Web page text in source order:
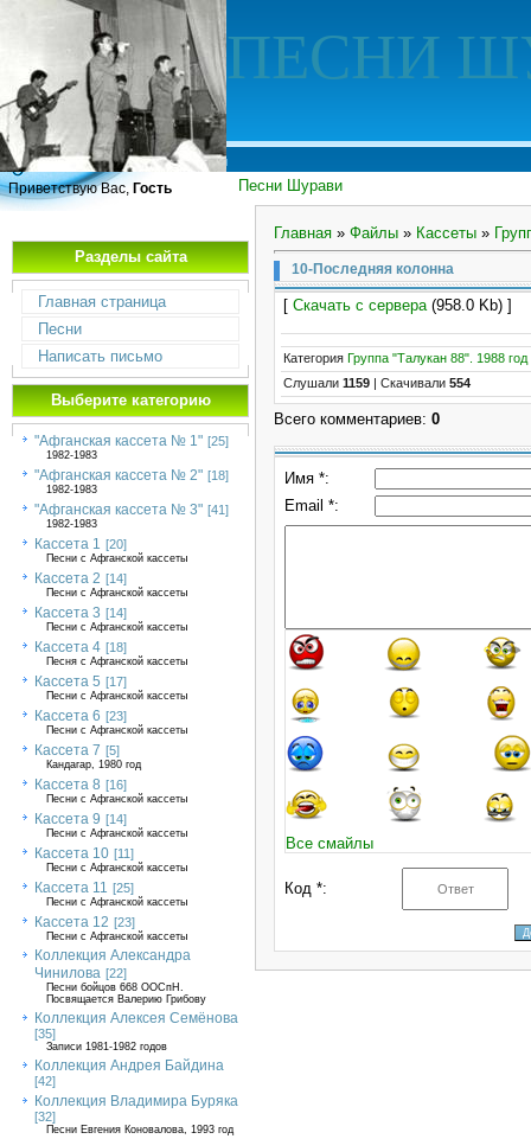
ПЕСНИ
Песни Шурави
Приветствую Вас, Гость
Разделы сайта
Главная страница
Песни
Написать письмо
Выберите категорию
"Афганская кассета № 1" [25]
1982-1983
"Афганская кассета № 2" [18]
1982-1983
"Афганская кассета № 3" [41]
1982-1983
Кассета 1 [20]
Песни с Афганской кассеты
Кассета 2 [14]
Песни с Афганской кассеты
Кассета 3 [14]
Песни с Афганской кассеты
Кассета 4 [18]
Песня с Афганской кассеты
Кассета 5 [17]
Песни с Афганской кассеты
Кассета 6 [23]
Песни с Афганской кассеты
Кассета 7 [5]
Кандагар, 1980 год
Кассета 8 [16]
Песни с Афганской кассеты
Кассета 9 [14]
Песни с Афганской кассеты
Кассета 10 [11]
Песни с Афганской кассеты
Кассета 11 [25]
Песни с Афганской кассеты
Кассета 12 [23]
Песни с Афганской кассеты
Коллекция Александра
Чинилова [22]
Песни бойцов 668 ООСпН.
Посвящается Валерию Грибову
Коллекция Алексея Семёнова
[35]
Записи 1981-1982 годов
Коллекция Андрея Байдина
[42]
Коллекция Владимира Буряка
[32]
Песни Евгения Коновалова, 1993 год
Главная » Файлы » Кассеты »
10-Последняя колонна
[ Скачать с сервера(958.0 Kb) ]
Категория Группа "Талукан 88". 1988 год
Слушали 1159 Скачивали 554
Всего комментариев: 0
Имя *:
Email *:
Все смайлы
Код *: